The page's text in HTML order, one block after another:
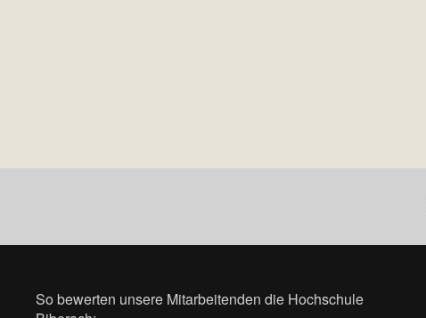
So bewerten unsere Mitarbeitenden die Hochschule